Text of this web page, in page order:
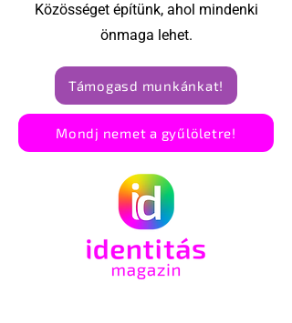
Közösséget építünk, ahol mindenki
önmaga lehet.
Támogasd munkánkat!
Mondj nemet a gyűlöletre!